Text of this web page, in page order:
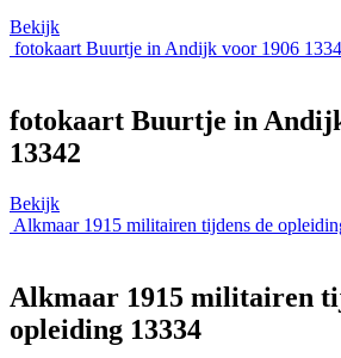
Bekijk
fotokaart Buurtje in Andijk voor 1906
fotokaart Buurtje in
13342
Bekijk
Alkmaar 1915 militairen tijdens de
Alkmaar 1915 militairen
opleiding 13334